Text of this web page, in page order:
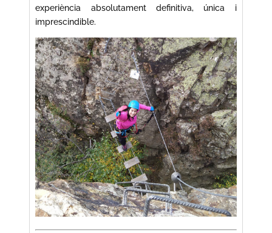
experiència absolutament definitiva, única i
imprescindible.